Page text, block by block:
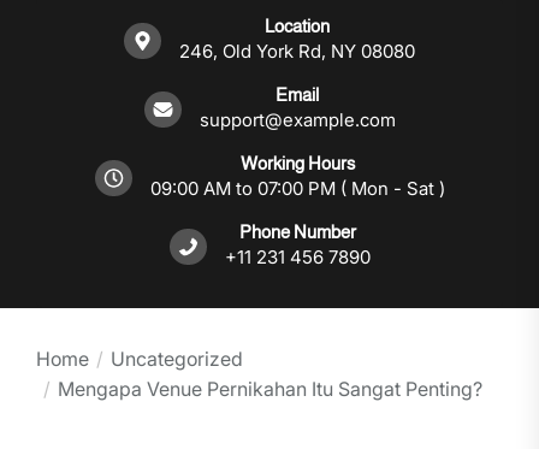
Location
246, Old York Rd, NY 08080
Email
support@example.com
Working Hours
09:00 AM to 07:00 PM ( Mon - Sat )
Phone Number
+11 231 456 7890
Home
Uncategorized
Mengapa Venue Pernikahan Itu Sangat Penting?